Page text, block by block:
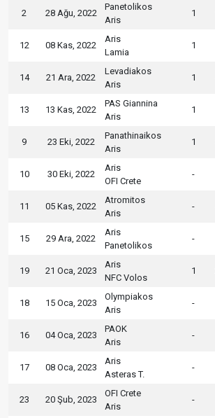
2 28 Ağu, 2022
Panetolikos
Aris
1
12 08 Kas, 2022
Aris
Lamia
1
14 21 Ara, 2022
Levadiakos
Aris
1
13 13 Kas, 2022
PAS Giannina
Aris
1
9 23 Eki, 2022
Panathinaikos
Aris
1
10 30 Eki, 2022
Aris
OFI Crete
-
11 05 Kas, 2022
Atromitos
Aris
-
15 29 Ara, 2022
Aris
Panetolikos
-
19 21 Oca, 2023
Aris
NFC Volos
1
18 15 Oca, 2023
Olympiakos
Aris
-
16 04 Oca, 2023
PAOK
Aris
-
17 08 Oca, 2023
Aris
Asteras T.
-
23 20 Şub, 2023
OFI Crete
Aris
-